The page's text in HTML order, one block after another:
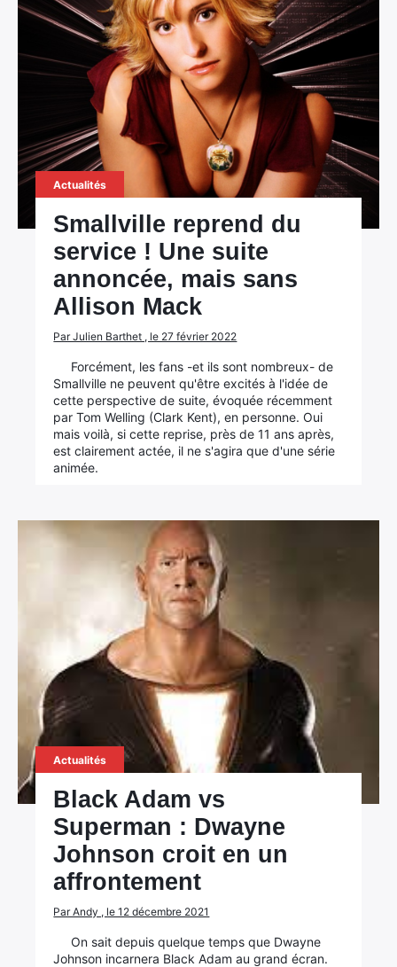
Actualités
Smallville reprend du
service ! Une suite
annoncée, mais sans
Allison Mack
Par Julien Barthet , le 27 février 2022
Forcément, les fans -et ils sont nombreux- de
Smallville ne peuvent qu'être excités à l'idée de
cette perspective de suite, évoquée récemment
par Tom Welling (Clark Kent), en personne. Oui
mais voilà, si cette reprise, près de 11 ans après,
est clairement actée, il ne s'agira que d'une série
animée.
Actualités
Black Adam vs
Superman : Dwayne
Johnson croit en un
affrontement
Par Andy , le 12 décembre 2021
On sait depuis quelque temps que Dwayne
Johnson incarnera Black Adam au grand écran.